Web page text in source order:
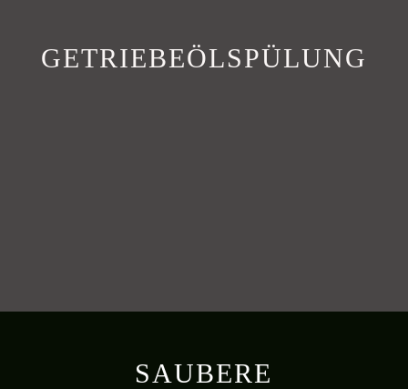
GETRIEBEÖLSPÜLUNG
SAUBERE